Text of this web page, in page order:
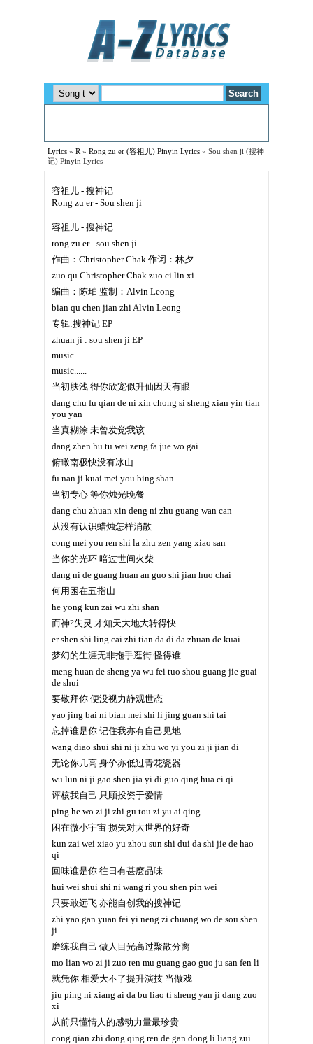
Lyrics » R » Rong zu er (容祖儿) Pinyin Lyrics » Sou shen ji (搜神
记) Pinyin Lyrics
容祖儿 - 搜神记
Rong zu er - Sou shen ji
容祖儿 - 搜神记
rong zu er - sou shen ji
作曲：Christopher Chak 作词：林夕
zuo qu Christopher Chak zuo ci lin xi
编曲：陈珀 监制：Alvin Leong
bian qu chen jian zhi Alvin Leong
专辑:搜神记 EP
zhuan ji : sou shen ji EP
music......
music......
当初肤浅 得你欣宠似升仙因天有眼
dang chu fu qian de ni xin chong si sheng xian yin tian
you yan
当真糊涂 未曾发觉我该
dang zhen hu tu wei zeng fa jue wo gai
俯瞰南极快没有冰山
fu nan ji kuai mei you bing shan
当初专心 等你烛光晚餐
dang chu zhuan xin deng ni zhu guang wan can
从没有认识蜡烛怎样消散
cong mei you ren shi la zhu zen yang xiao san
当你的光环 暗过世间火柴
dang ni de guang huan an guo shi jian huo chai
何用困在五指山
he yong kun zai wu zhi shan
而神?失灵 才知天大地大转得快
er shen shi ling cai zhi tian da di da zhuan de kuai
梦幻的生涯无非拖手逛街 怪得谁
meng huan de sheng ya wu fei tuo shou guang jie guai
de shui
要敬拜你 便没视力静观世态
yao jing bai ni bian mei shi li jing guan shi tai
忘掉谁是你 记住我亦有自己见地
wang diao shui shi ni ji zhu wo yi you zi ji jian di
无论你几高 身价亦低过青花瓷器
wu lun ni ji gao shen jia yi di guo qing hua ci qi
评核我自己 只顾投资于爱情
ping he wo zi ji zhi gu tou zi yu ai qing
困在微小宇宙 损失对大世界的好奇
kun zai wei xiao yu zhou sun shi dui da shi jie de hao
qi
回味谁是你 往日有甚麽品味
hui wei shui shi ni wang ri you shen pin wei
只要敢远飞 亦能自创我的搜神记
zhi yao gan yuan fei yi neng zi chuang wo de sou shen
ji
磨练我自己 做人目光高过聚散分离
mo lian wo zi ji zuo ren mu guang gao guo ju san fen li
就凭你 相爱大不了提升演技 当做戏
jiu ping ni xiang ai da bu liao ti sheng yan ji dang zuo
xi
从前只懂情人的感动力量最珍贵
cong qian zhi dong qing ren de gan dong li liang zui